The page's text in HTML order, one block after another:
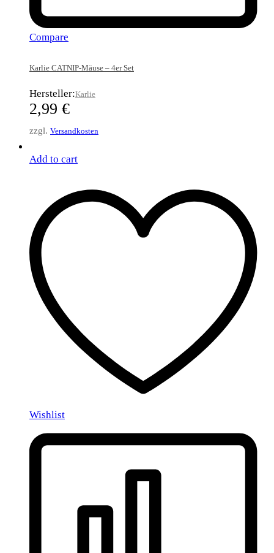
Compare
Karlie CATNIP-Mäuse – 4er Set
Hersteller:Karlie
2,99 €
zzgl. Versandkosten
Add to cart
Wishlist